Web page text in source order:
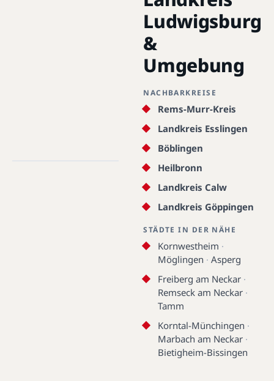
Ludwigsburg
&
Umgebung
NACHBARKREISE
Rems-Murr-Kreis
Landkreis Esslingen
Böblingen
Heilbronn
Landkreis Calw
Landkreis Göppingen
STÄDTE IN DER NÄHE
Kornwestheim ·
Möglingen ·Asperg
Freiberg am Neckar ·
Remseck am Neckar ·
Tamm
Korntal-Münchingen ·
Marbach am Neckar ·
Bietigheim-Bissingen